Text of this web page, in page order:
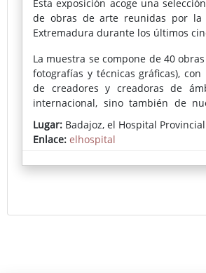
Esta exposición acoge una
de obras de arte reunidas por la
Extremadura durante los últimos
La muestra se compone de 40
fotografías y técnicas gráficas),
de creadores y creadoras de
internacional, sino también de
Barjola, Oswaldo Guayasamín, Wolf
Sicilia, Hilario Bravo, Francisco
Lugar: Badajoz, el Hospital
Enlace: elhospital